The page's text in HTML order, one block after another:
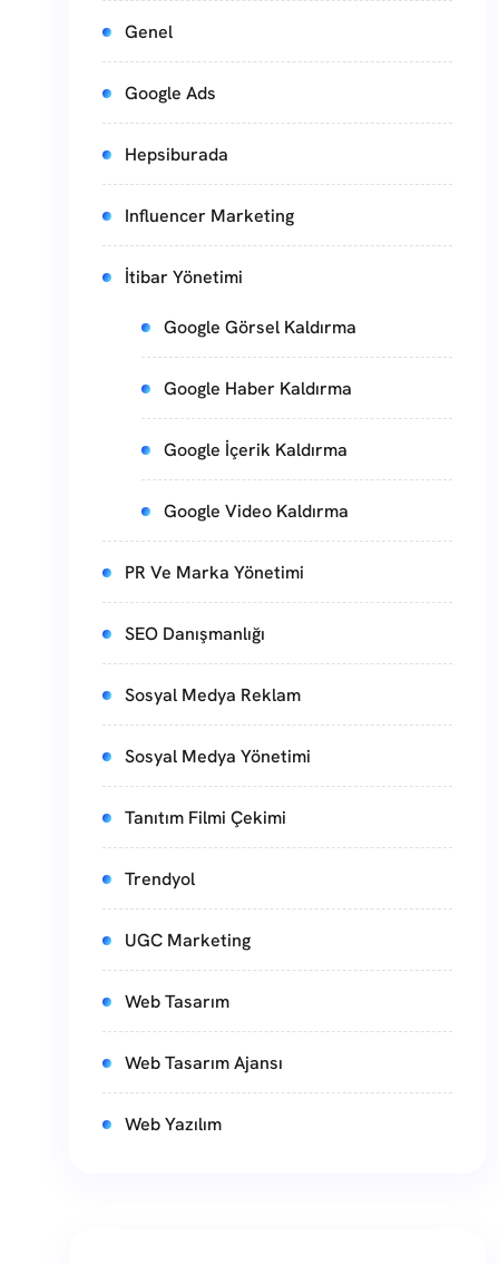
Genel
Google Ads
Hepsiburada
Influencer Marketing
İtibar Yönetimi
Google Görsel Kaldırma
Google Haber Kaldırma
Google İçerik Kaldırma
Google Video Kaldırma
PR Ve Marka Yönetimi
SEO Danışmanlığı
Sosyal Medya Reklam
Sosyal Medya Yönetimi
Tanıtım Filmi Çekimi
Trendyol
UGC Marketing
Web Tasarım
Web Tasarım Ajansı
Web Yazılım